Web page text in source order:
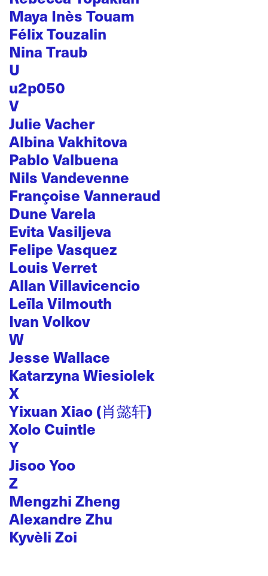
Maya Inès Touam
Félix Touzalin
Nina Traub
U
u2p050
V
Julie Vacher
Albina Vakhitova
Pablo Valbuena
Nils Vandevenne
Françoise Vanneraud
Dune Varela
Evita Vasiljeva
Felipe Vasquez
Louis Verret
Allan Villavicencio
Leïla Vilmouth
Ivan Volkov
W
Jesse Wallace
Katarzyna Wiesiolek
X
Yixuan Xiao (肖懿轩)
Xolo Cuintle
Y
Jisoo Yoo
Z
Mengzhi Zheng
Alexandre Zhu
Kyvèli Zoi